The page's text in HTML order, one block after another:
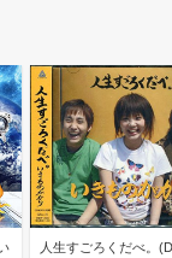
人生すごろくだべ。